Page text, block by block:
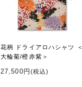
花柄 ドライアロハシャツ ＜
大輪菊/橙赤紫＞
27,500円 (税込)